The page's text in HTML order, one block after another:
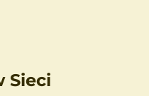
Sieci